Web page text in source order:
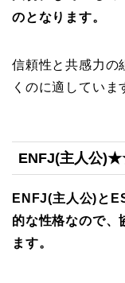
のとなります。
信頼性と共感力の
くのに適していま
ENFJ(主人
ENFJ(主人公)と
的な性格なので、
ます。